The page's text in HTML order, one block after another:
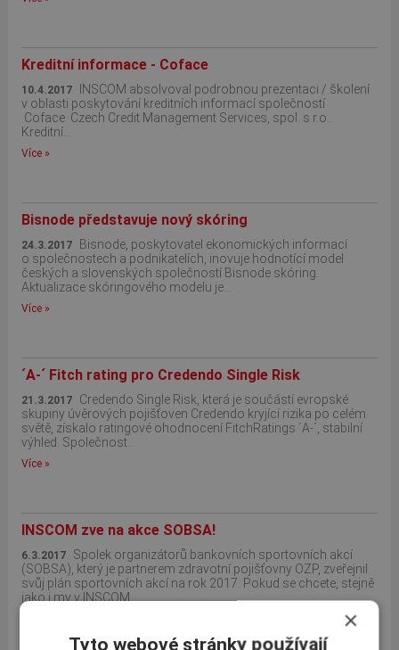
Kreditní informace - Coface
10.4.2017
INSCOM absolvoval podrobnou prezentaci / školení
v oblasti poskytování kreditních informací společností
Coface Czech Credit Management Services, spol. s r.o..
Kreditní...
Více »
Bisnode představuje nový skóring
24.3.2017
Bisnode, poskytovatel ekonomických informací
o společnostech a podnikatelích, inovuje hodnotící model
českých a slovenských společností Bisnode skóring.
Aktualizace skóringového modelu je...
Více »
´A-´ Fitch rating pro Credendo Single Risk
21.3.2017
Credendo Single Risk, která je součástí evropské
skupiny úvěrových pojišťoven Credendo kryjící rizika po celém
světě, získalo ratingové ohodnocení FitchRatings ´A-´, stabilní
výhled. Společnost...
Více »
INSCOM zve na akce SOBSA!
6.3.2017
Spolek organizátorů bankovních sportovních akcí
(SOBSA), který je partnerem zdravotní pojišťovny OZP, zveřejnil
svůj plán sportovních akcí na rok 2017. Pokud se chcete, stejně
jako i my v INSCOM...
×
Tyto webové stránky používají